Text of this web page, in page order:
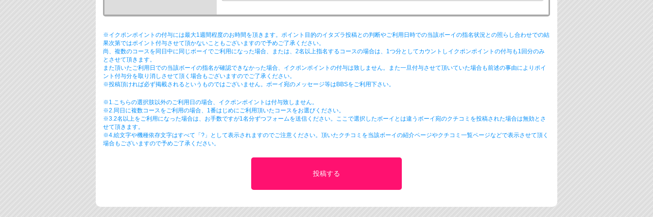
※イクポンポイントの付与には最大1週間程度のお時間を頂きます。ポイント目的のイタズラ投稿との判断やご利用日時での当該ボーイの指名状況との照らし合わせでの結
果次第ではポイント付与させて頂かないこともございますので予めご了承ください。
尚、複数のコースを同日中に同じボーイでご利用になった場合、または、2名以上指名するコースの場合は、1つ分としてカウントしイクポンポイントの付与も1回分のみ
とさせて頂きます。
また頂いたご利用日での当該ボーイの指名が確認できなかった場合、イクポンポイントの付与は致しません。また一旦付与させて頂いていた場合も前述の事由によりポイ
ント付与分を取り消しさせて頂く場合もございますのでご了承ください。
※投稿頂ければ必ず掲載されるというものではございません。ボーイ宛のメッセージ等はBBSをご利用下さい。
※1.こちらの選択肢以外のご利用日の場合、イクポンポイントは付与致しません。
※2.同日に複数コースをご利用の場合、1番はじめにご利用頂いたコースをお選びください。
※3.2名以上をご利用になった場合は、お手数ですが1名分ずつフォームを送信ください。ここで選択したボーイとは違うボーイ宛のクチコミを投稿された場合は無効とさ
せて頂きます。
※4.絵文字や機種依存文字はすべて「?」として表示されますのでご注意ください。頂いたクチコミを当該ボーイの紹介ページやクチコミ一覧ページなどで表示させて頂く
場合もございますので予めご了承ください。
投稿する